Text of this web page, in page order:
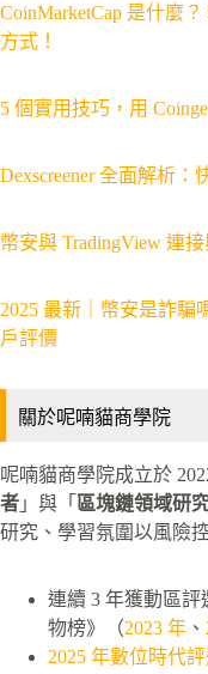
CoinMarketCap 是什麼
方式！
5 個實用技巧，用
Dexscreener 全面解析
幣安與 TradingView 連
2025 最新｜幣安是詐騙
戶評價
關於呢喃貓商學院
呢喃貓商學院成立於
者 」與「 區塊鏈領域研
研究、學習氛圍以風險
連續 3 年獲動區
物榜》（2023 年 、
2025 年數位時代